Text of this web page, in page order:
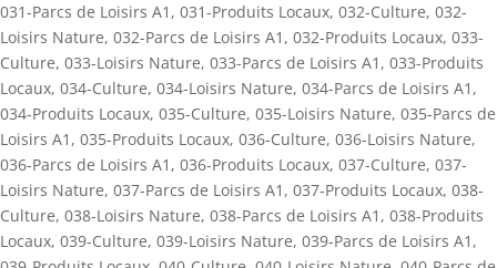
031-Parcs de Loisirs A1 , 031-Produits Locaux, 032-Culture, 032-
Loisirs Nature, 032-Parcs de Loisirs A1 , 032-Produits Locaux, 033-
Culture, 033-Loisirs Nature, 033-Parcs de Loisirs A1 , 033-Produits
Locaux, 034-Culture, 034-Loisirs Nature, 034-Parcs de Loisirs A1 ,
034-Produits Locaux, 035-Culture, 035-Loisirs Nature, 035-Parcs de
Loisirs A1 , 035-Produits Locaux, 036-Culture, 036-Loisirs Nature,
036-Parcs de Loisirs A1 , 036-Produits Locaux, 037-Culture, 037-
Loisirs Nature, 037-Parcs de Loisirs A1 , 037-Produits Locaux, 038-
Culture, 038-Loisirs Nature, 038-Parcs de Loisirs A1 , 038-Produits
Locaux, 039-Culture, 039-Loisirs Nature, 039-Parcs de Loisirs A1 ,